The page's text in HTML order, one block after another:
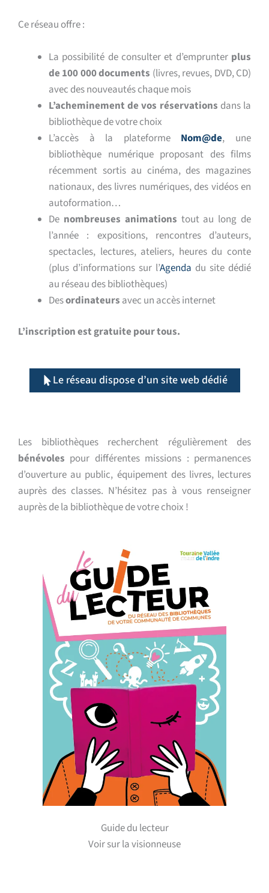
Ce réseau offre :
La possibilité de consulter et d’emprunter plus
de 100 000 documents (livres, revues, DVD, CD)
avec des nouveautés chaque mois
L’acheminement de vos réservations dans la
bibliothèque de votre choix
L’accès à la plateforme
Nom@de, une
bibliothèque numérique proposant des films
récemment sortis au cinéma, des magazines
nationaux, des livres numériques, des vidéos en
autoformation…
De nombreuses animations tout au long de
l’année : expositions, rencontres d’auteurs,
spectacles, lectures, ateliers, heures du conte
(plus d’informations sur l’Agenda du site dédié
au réseau des bibliothèques)
Desordinateurs avec un accès internet
L’inscription est gratuite pour tous.
Le réseau dispose d’un site web dédié
Les bibliothèques recherchent régulièrement des
bénévoles pour différentes missions : permanences
d’ouverture au public, équipement des livres, lectures
auprès des classes. N’hésitez pas à vous renseigner
auprès de la bibliothèque de votre choix !
Guide du lecteur
Voir sur la visionneuse